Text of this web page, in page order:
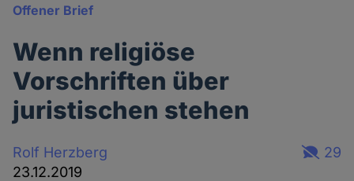
Offener Brief
Wenn religiöse
Vorschriften über
juristischen stehen
Rolf Herzberg
23.12.2019
29